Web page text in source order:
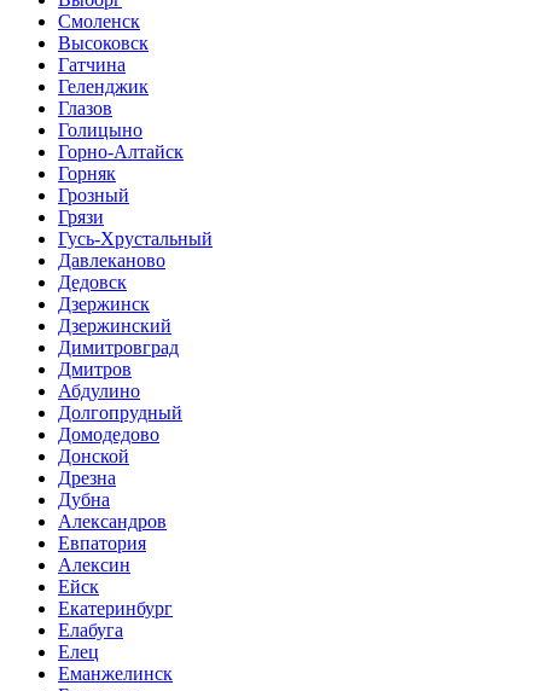
Смоленск
Высоковск
Гатчина
Геленджик
Глазов
Голицыно
Горно-Алтайск
Горняк
Грозный
Грязи
Гусь-Хрустальный
Давлеканово
Дедовск
Дзержинск
Дзержинский
Димитровград
Дмитров
Абдулино
Долгопрудный
Домодедово
Донской
Дрезна
Дубна
Александров
Евпатория
Алексин
Ейск
Екатеринбург
Елабуга
Елец
Еманжелинск